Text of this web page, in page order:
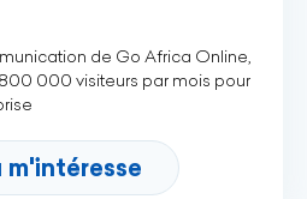
de Go Africa Online,
000 visiteurs par mois pour
m'intéresse